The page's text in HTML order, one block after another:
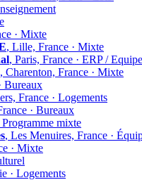
· Mixte
, Lille, France · Mixte
, Paris, France · ERP /
, Charenton, France · Mixte
Bureaux
France · Logements
· Bureaux
Programme mixte
, Les Menuires, France ·
· Mixte
· Logements